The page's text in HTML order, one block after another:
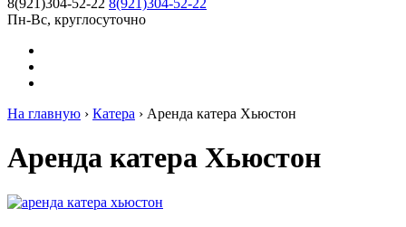
8(921)304-52-22 8(921)304-52-22
Пн-Вс, круглосуточно
На главную › Катера › Аренда катера Хьюстон
Аренда катера Хьюстон